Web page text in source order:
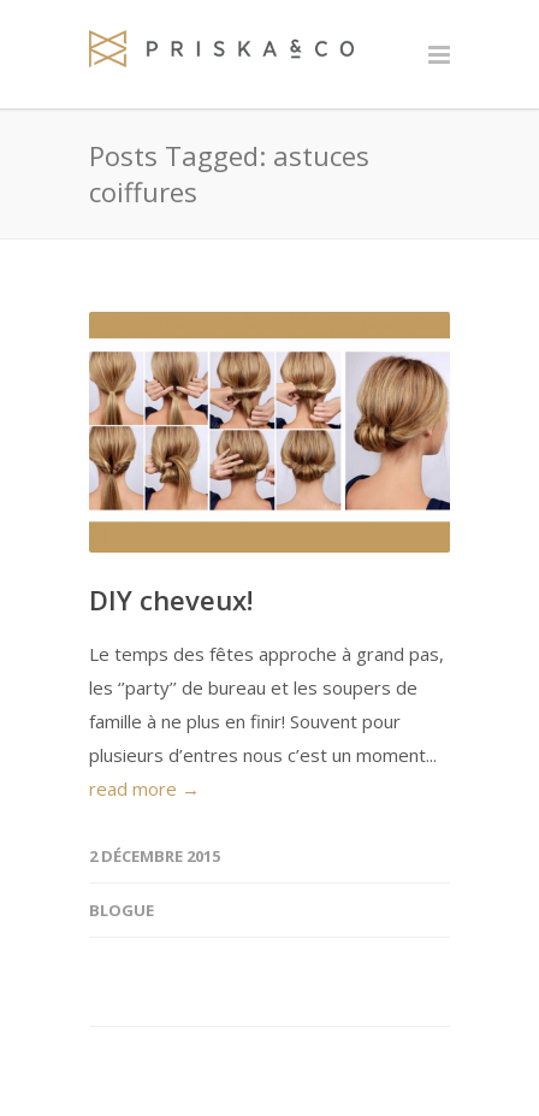
Posts Tagged: astuces
coiffures
DIY cheveux!
Le temps des fêtes approche à grand pas,
les ‘’party’’ de bureau et les soupers de
famille à ne plus en finir! Souvent pour
plusieurs d’entres nous c’est un moment...
read more →
2 DÉCEMBRE 2015
BLOGUE